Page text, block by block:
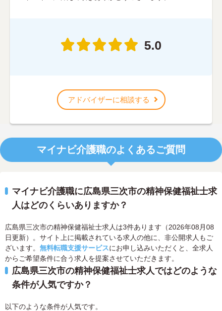
5.0
アドバイザーに相談する
マイナビ介護職のよくあるご質問
マイナビ介護職に広島県三次市の精神保健福祉士求
人はどのくらいありますか？
広島県三次市の精神保健福祉士求人は3件あります（2026年08月08
日更新）。サイト上に掲載されている求人の他に、非公開求人もご
ざいます。 無料転職支援サービスにお申し込みいただくと、全求人
からご希望条件に合う求人を提案させていただきます。
広島県三次市の精神保健福祉士求人ではどのような
条件が人気ですか？
以下のような条件が人気です。